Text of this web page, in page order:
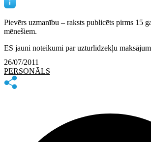
Pievērs uzmanību – raksts publicēts pirms 15
mēnešiem.
ES jauni noteikumi par uzturlīdzekļu
26/07/2011
PERSONĀLS